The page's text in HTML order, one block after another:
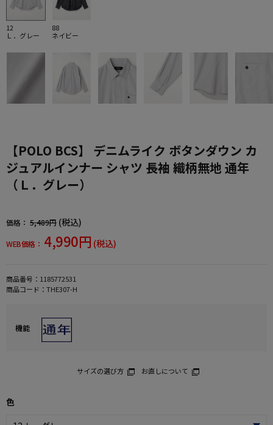
12
Ｌ．グレー
88
ネイビー
【POLO BCS】 デニムライク ボタンダウン カ
ジュアルインナー シャツ 長袖 織柄無地 通年
（Ｌ．グレー）
価格： 5,489円 (税込)
WEB価格： 4,990円 (税込)
商品番号： 1185772531
商品コード： THE307-H
機能
サイズの選び方 お直しについて
色